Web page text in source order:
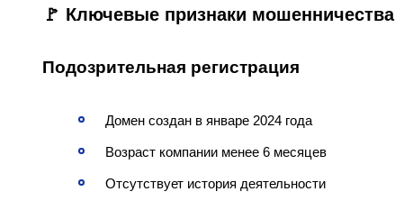
🚩 Ключевые признаки мошенничества
Подозрительная регистрация
Домен создан в январе 2024 года
Возраст компании менее 6 месяцев
Отсутствует история деятельности